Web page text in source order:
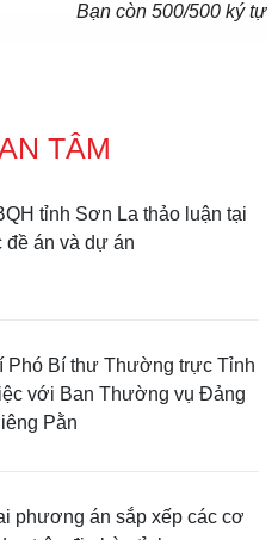
Bạn còn 500/500 ký tự
TÂM
tỉnh Sơn La thảo luận tại
đề án và dự án
Phó Bí thư Thường trực Tỉnh
với Ban Thường vụ Đảng
Pằn
phương án sắp xếp các cơ